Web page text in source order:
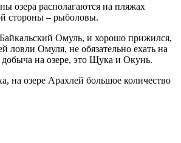
озера располагаются на пляжах
стороны – рыболовы.
Омуль, и хорошо прижился,
ловли Омуля, не обязательно ехать на
на озере, это Щука и Окунь.
на озере Арахлей большое количество